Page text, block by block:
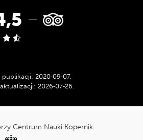
publikacji: 2020‑09‑07.
2026‑07‑26
Centrum Nauki Kopernik